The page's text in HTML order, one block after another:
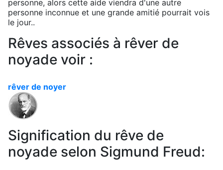
personne, alors cette aide viendra d'une autre
personne inconnue et une grande amitié pourrait vois
le jour..
Rêves associés à rêver de
noyade voir :
rêver de noyer
Signification du rêve de
noyade selon Sigmund Freud: